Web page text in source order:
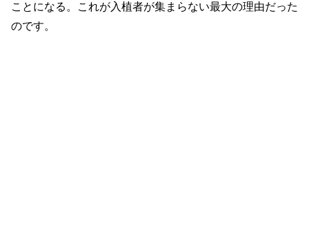
ことになる。これが入植者が集まらない最大の理由だった
のです。